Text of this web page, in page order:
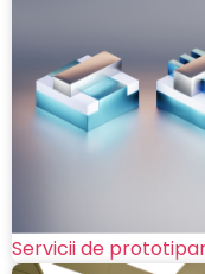
Servicii de